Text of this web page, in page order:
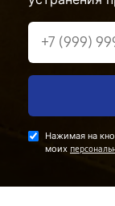
Нажимая на
моих